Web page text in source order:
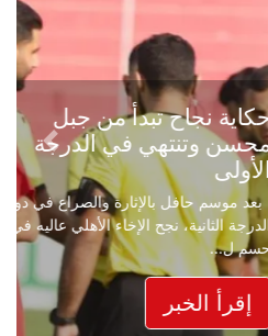
من جبل
في الدرجة
والصراع في دوري
الإخاء الأهلي عاليه في
Next